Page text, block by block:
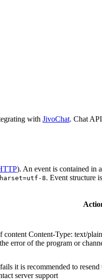
with JivoChat. Chat
). An event is contained in
8. Event structure
Content-Type: text/
error of the program or
it is recommended to
server support